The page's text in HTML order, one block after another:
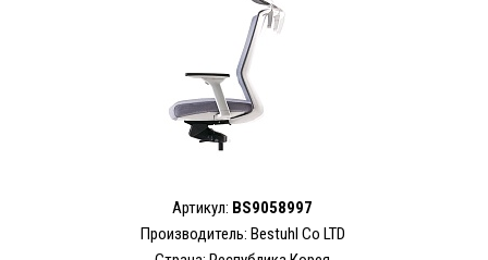
Артикул: BS9058997
Производитель: Bestuhl Co LTD